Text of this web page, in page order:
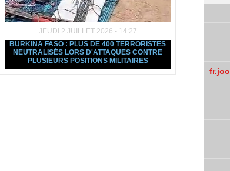
JEUDI 2 JUILLET 2026 - 14:27
BURKINA FASO : PLUS DE 400 TERRORISTES
NEUTRALISÉS LORS D'ATTAQUES CONTRE
PLUSIEURS POSITIONS MILITAIRES